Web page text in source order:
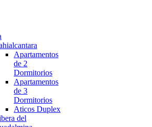
Apartamentos
de 2
Dormitorios
Apartamentos
de 3
Dormitorios
Aticos Duplex
del